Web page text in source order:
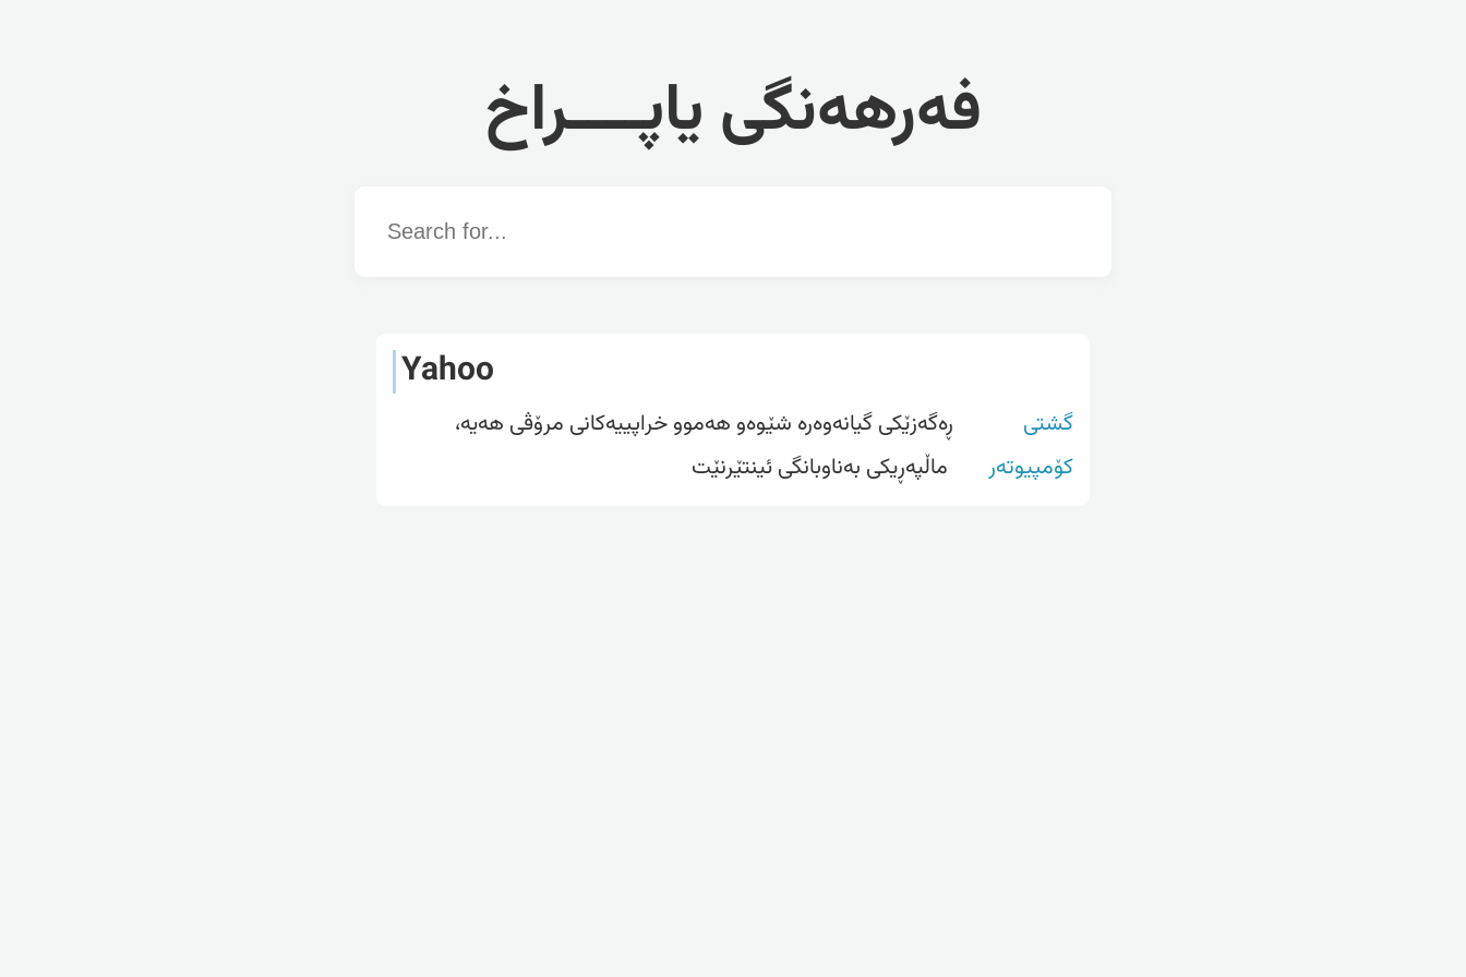
فەرهەنگی یاپــــراخ
Word
Yahoo
گشتی
ڕەگەزێکی گیانەوەرە شێوەو هەموو خراپییەکانی مرۆڤی هەیە،
کۆمپیوتەر
ماڵپەڕیکی بەناوبانگی ئینتێرنێت